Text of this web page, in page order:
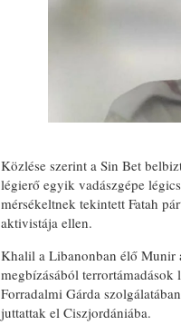
Közlése szerint a Sin Bet
légierő egyik vadászgépe
mérsékeltnek tekintett Fatah
aktivistája ellen.
Khalil a Libanonban élő Munir
megbízásából
Forradalmi Gárda
juttattak el Ciszjordániába.